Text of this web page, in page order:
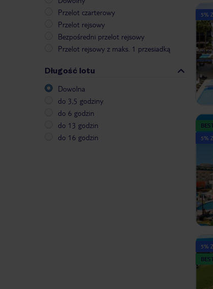
Przelot czarterowy
Przelot rejsowy
Bezpośredni przelot rejsowy
Przelot rejsowy z maks. 1 przesiadką
Długość lotu
Dowolna
do 3,5 godziny
do 6 godzin
do 13 godzin
do 16 godzin
5%
5%
5%